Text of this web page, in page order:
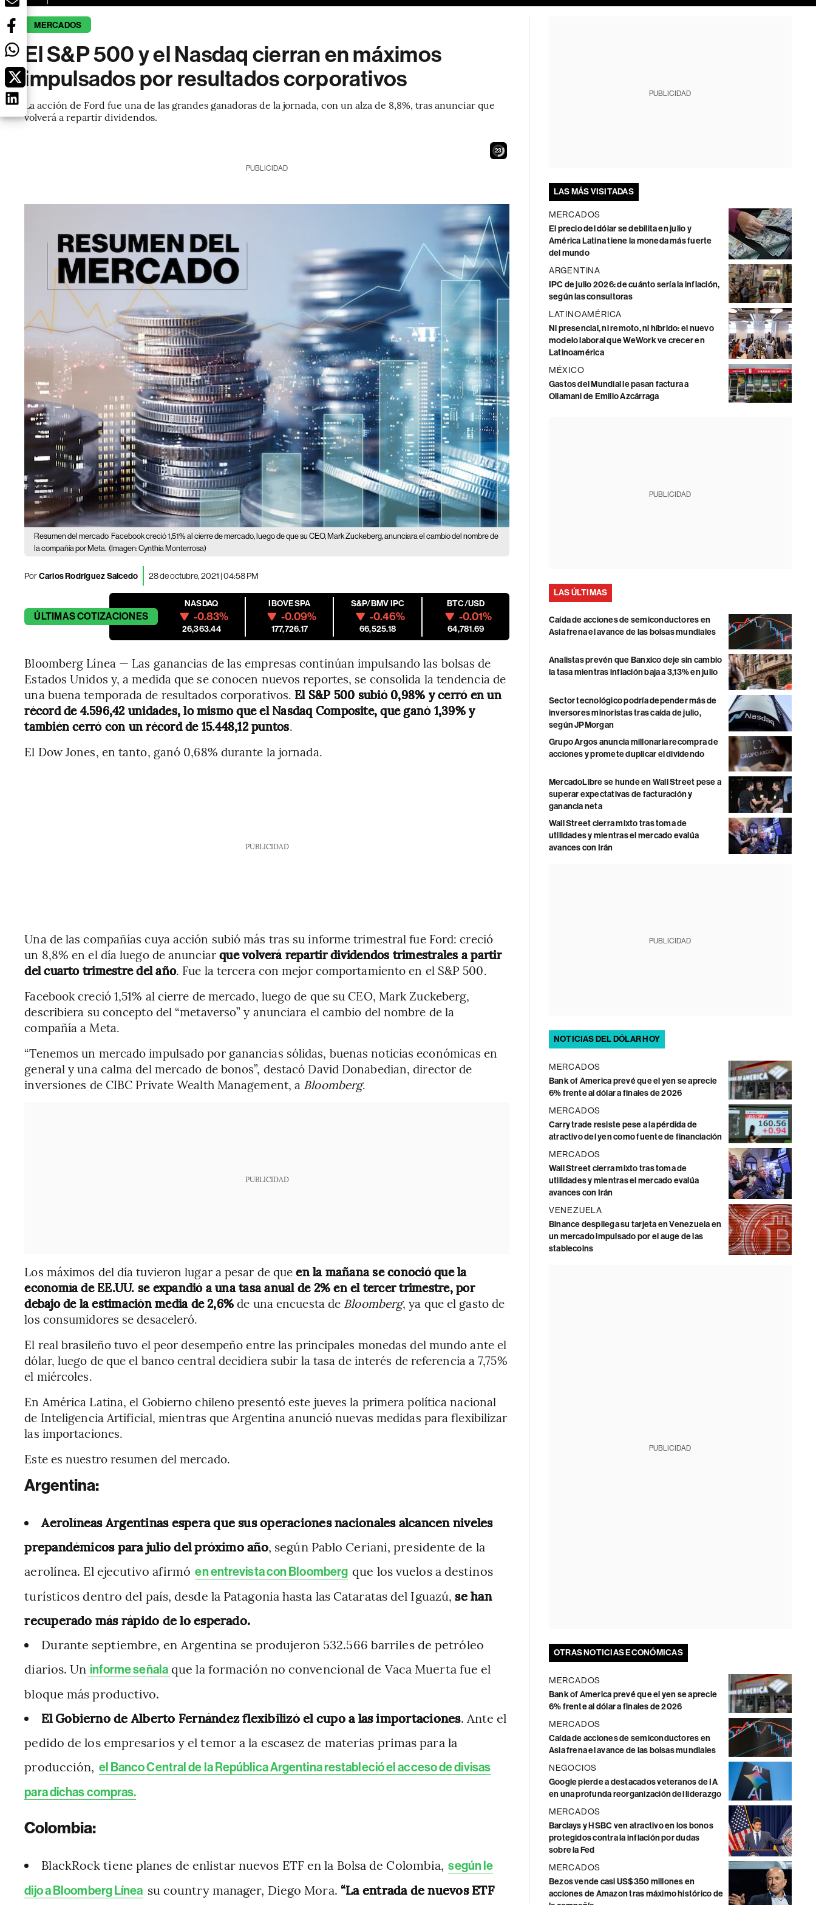
MERCADOS
El S&P 500 y el Nasdaq cierran en máximos
impulsados por resultados corporativos
La acción de Ford fue una de las grandes ganadoras de la jornada, con un alza de 8,8%, tras anunciar que
volverá a repartir dividendos.
22
PUBLICIDAD
Resumen del mercado Facebook creció 1,51% al cierre de mercado, luego de que su CEO, Mark Zuckeberg, anunciara el cambio del nombre de
la compañía por Meta. (Imagen: Cynthia Monterrosa)
PorCarlos Rodríguez Salcedo 28 de octubre, 2021 | 04:58 PM
ÚLTIMASCOTIZACIONES
NASDAQ
-0.83%
26,363.44
IBOVESPA
-0.09%
177,726.17
S&P/BMV IPC
-0.46%
66,525.18
BTC/USD
-0.01%
64,781.69
Bloomberg Línea — Las ganancias de las empresas continúan impulsando las bolsas de
Estados Unidos y, a medida que se conocen nuevos reportes, se consolida la tendencia de
una buena temporada de resultados corporativos. El S&P 500 subió 0,98% y cerró en un
récord de 4.596,42 unidades, lo mismo que el Nasdaq Composite, que ganó 1,39% y
también cerró con un récord de 15.448,12 puntos.
El Dow Jones, en tanto, ganó 0,68% durante la jornada.
PUBLICIDAD
Una de las compañías cuya acción subió más tras su informe trimestral fue Ford: creció
un 8,8% en el día luego de anunciarque volverá repartir dividendos trimestrales a partir
del cuarto trimestre del año. Fue la tercera con mejor comportamiento en el S&P 500.
Facebook creció 1,51% al cierre de mercado, luego de que su CEO, Mark Zuckeberg,
describiera su concepto del “metaverso” y anunciara el cambio del nombre de la
compañía a Meta.
“Tenemos un mercado impulsado por ganancias sólidas, buenas noticias económicas en
general y una calma del mercado de bonos”, destacó David Donabedian, director de
inversiones de CIBC Private Wealth Management, a Bloomberg.
PUBLICIDAD
Los máximos del día tuvieron lugar a pesar de queen la mañana se conoció que la
economía de EE.UU. se expandió a una tasa anual de 2% en el tercer trimestre, por
debajo de la estimación media de 2,6%de una encuesta de Bloomberg, ya que el gasto de
los consumidores se desaceleró.
El real brasileño tuvo el peor desempeño entre las principales monedas del mundo ante el
dólar, luego de que el banco central decidiera subir la tasa de interés de referencia a 7,75%
el miércoles.
En América Latina, el Gobierno chileno presentó este jueves la primera política nacional
de Inteligencia Artificial, mientras que Argentina anunció nuevas medidas para flexibilizar
las importaciones.
Este es nuestro resumen del mercado.
Argentina:
Aerolíneas Argentinas espera que sus operaciones nacionales alcancen niveles
prepandémicos para julio del próximo año, según Pablo Ceriani, presidente de la
aerolínea. El ejecutivo afirmó en entrevista con Bloomberg que los vuelos a destinos
turísticos dentro del país, desde la Patagonia hasta las Cataratas del Iguazú, se han
recuperado más rápido de lo esperado.
Durante septiembre, en Argentina se produjeron 532.566 barriles de petróleo
diarios. Un informe señala que la formación no convencional de Vaca Muerta fue el
bloque más productivo.
El Gobierno de Alberto Fernández flexibilizó el cupo a las importaciones. Ante el
pedido de los empresarios y el temor a la escasez de materias primas para la
producción, el Banco Central de la República Argentina restableció el acceso de divisas
para dichas compras.
Colombia:
BlackRock tiene planes de enlistar nuevos ETF en la Bolsa de Colombia, según le
dijo a Bloomberg Línea su country manager, Diego Mora. “La entrada de nuevos ETF
PUBLICIDAD
LAS MÁS VISITADAS
MERCADOS
El precio del dólar se debilita en julio y
América Latina tiene la moneda más fuerte
del mundo
ARGENTINA
IPC de julio 2026: de cuánto sería la inflación,
según las consultoras
LATINOAMÉRICA
Ni presencial, ni remoto, ni híbrido: el nuevo
modelo laboral que WeWork ve crecer en
Latinoamérica
MÉXICO
Gastos del Mundial le pasan factura a
Ollamani de Emilio Azcárraga
PUBLICIDAD
LAS ÚLTIMAS
Caída de acciones de semiconductores en
Asia frena el avance de las bolsas mundiales
Analistas prevén que Banxico deje sin cambio
la tasa mientras inflación baja a 3,13% en julio
Sector tecnológico podría depender más de
inversores minoristas tras caída de julio,
según JPMorgan
Grupo Argos anuncia millonaria recompra de
acciones y promete duplicar el dividendo
MercadoLibre se hunde en Wall Street pese a
superar expectativas de facturación y
ganancia neta
Wall Street cierra mixto tras toma de
utilidades y mientras el mercado evalúa
avances con Irán
PUBLICIDAD
NOTICIAS DEL DÓLAR HOY
MERCADOS
Bank of America prevé que el yen se aprecie
6% frente al dólar a finales de 2026
MERCADOS
Carry trade resiste pese a la pérdida de
atractivo del yen como fuente de financiación
MERCADOS
Wall Street cierra mixto tras toma de
utilidades y mientras el mercado evalúa
avances con Irán
VENEZUELA
Binance despliega su tarjeta en Venezuela en
un mercado impulsado por el auge de las
stablecoins
PUBLICIDAD
OTRAS NOTICIAS ECONÓMICAS
MERCADOS
Bank of America prevé que el yen se aprecie
6% frente al dólar a finales de 2026
MERCADOS
Caída de acciones de semiconductores en
Asia frena el avance de las bolsas mundiales
NEGOCIOS
Google pierde a destacados veteranos de IA
en una profunda reorganización del liderazgo
MERCADOS
Barclays y HSBC ven atractivo en los bonos
protegidos contra la inflación por dudas
sobre la Fed
MERCADOS
Bezos vende casi US$350 millones en
acciones de Amazon tras máximo histórico de